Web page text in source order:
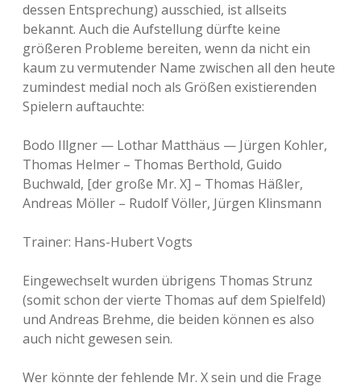
dessen Entsprechung) ausschied, ist allseits
bekannt. Auch die Aufstellung dürfte keine
größeren Probleme bereiten, wenn da nicht ein
kaum zu vermutender Name zwischen all den heute
zumindest medial noch als Größen existierenden
Spielern auftauchte:
Bodo Illgner — Lothar Matthäus — Jürgen Kohler,
Thomas Helmer – Thomas Berthold, Guido
Buchwald, [der große Mr. X] – Thomas Häßler,
Andreas Möller – Rudolf Völler, Jürgen Klinsmann
Trainer: Hans-Hubert Vogts
Eingewechselt wurden übrigens Thomas Strunz
(somit schon der vierte Thomas auf dem Spielfeld)
und Andreas Brehme, die beiden können es also
auch nicht gewesen sein.
Wer könnte der fehlende Mr. X sein und die Frage